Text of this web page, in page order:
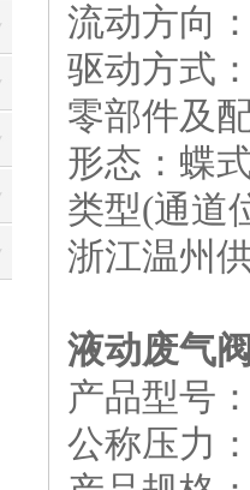
流动方向
驱动方式
零部件及
形态：蝶
类型(通道
浙江温州
液动废气
产品型号
公称压力